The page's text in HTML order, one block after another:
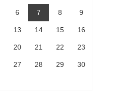
6 7 8 9
13 14 15 16
20 21 22 23
27 28 29 30